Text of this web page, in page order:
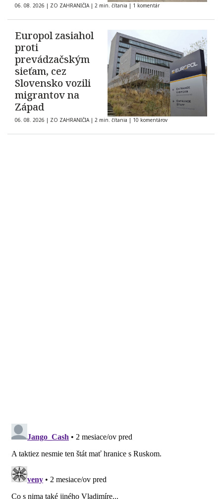
06. 08. 2026 | ZO ZAHRANIČIA | 2 min. čítania | 1 komentár
Europol zasiahol
proti
prevádzačským
sieťam, cez
Slovensko vozili
migrantov na
Západ
06. 08. 2026 | ZO ZAHRANIČIA | 2 min. čítania | 10 komentárov